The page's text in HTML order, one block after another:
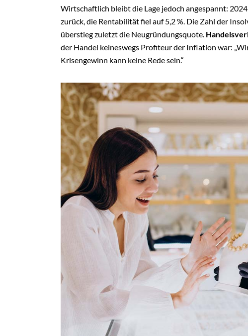
Wirtschaftlich bleibt die Lage jedoch angespannt:
zurück, die Rentabilität fiel auf 5,2 %. Die Zahl der
überstieg zuletzt die Neugründungsquote.
der Handel keineswegs Profiteur der Inflation war:
Krisengewinn kann keine Rede sein.“